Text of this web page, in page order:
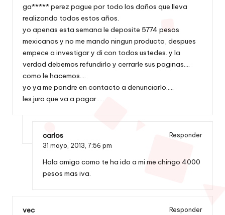
ga***** perez pague por todo los daños que lleva
realizando todos estos años.
yo apenas esta semana le deposite 5774 pesos
mexicanos y no me mando ningun producto, despues
empece a investigar y di con todos ustedes. y la
verdad debemos refundirlo y cerrarle sus paginas….
como le hacemos….
yo ya me pondre en contacto a denunciarlo…..
les juro que va a pagar…..
carlos
Responder
31 mayo, 2013, 7:56 pm
Hola amigo como te ha ido a mi me chingo 4000
pesos mas iva.
vec
Responder